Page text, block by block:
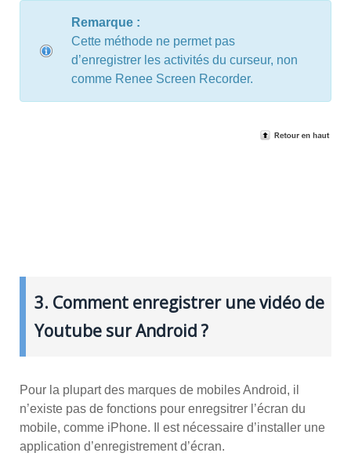
Remarque :
Cette méthode ne permet pas
d’enregistrer les activités du curseur, non
comme Renee Screen Recorder.
3. Comment enregistrer une vidéo de
Youtube sur Android ?
Pour la plupart des marques de mobiles Android, il
n’existe pas de fonctions pour enregsitrer l’écran du
mobile, comme iPhone. Il est nécessaire d’installer une
application d’enregistrement d’écran.